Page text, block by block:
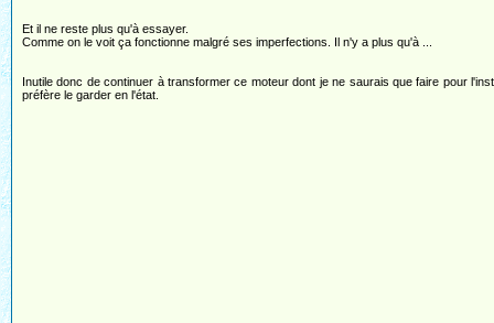
Et il ne reste plus qu'à essayer.
Comme on le voit ça fonctionne malgré ses imperfections. Il n'y a plus qu'à ...
Inutile donc de continuer à transformer ce moteur dont je ne saurais que faire pour
préfère le garder en l'état.